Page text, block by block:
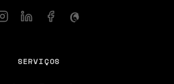
SERVIÇOS